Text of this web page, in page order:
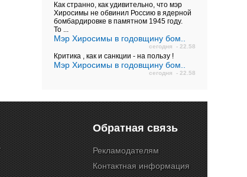
Как странно, как удивительно, что мэр
Хиросимы не обвинил Россию в ядерной
бомбардировке в памятном 1945 году.
То ...
Мэр Хиросимы в годовщину бом..
сегодня - 22.58
Критика , как и санкции - на пользу !
Мэр Хиросимы в годовщину бом..
сегодня - 22.58
Обратная связь
Рекламодателям
Контактная информация